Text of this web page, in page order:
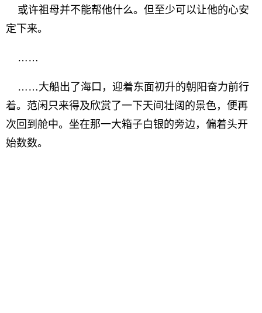
或许祖母并不能帮他什么。但至少可以让他的心安
定下来。
……
……大船出了海口，迎着东面初升的朝阳奋力前行
着。范闲只来得及欣赏了一下天间壮阔的景色，便再
次回到舱中。坐在那一大箱子白银的旁边，偏着头开
始数数。